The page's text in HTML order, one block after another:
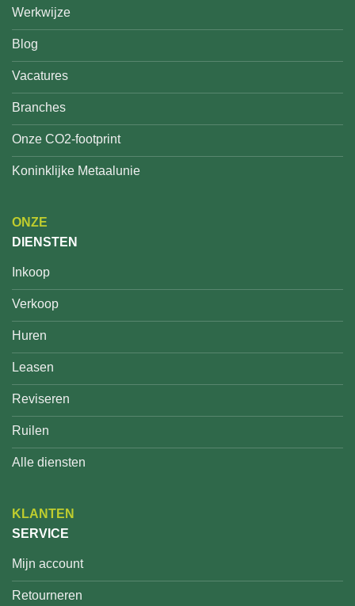
Werkwijze
Blog
Vacatures
Branches
Onze CO2-footprint
Koninklijke Metaalunie
ONZE
DIENSTEN
Inkoop
Verkoop
Huren
Leasen
Reviseren
Ruilen
Alle diensten
KLANTEN
SERVICE
Mijn account
Retourneren